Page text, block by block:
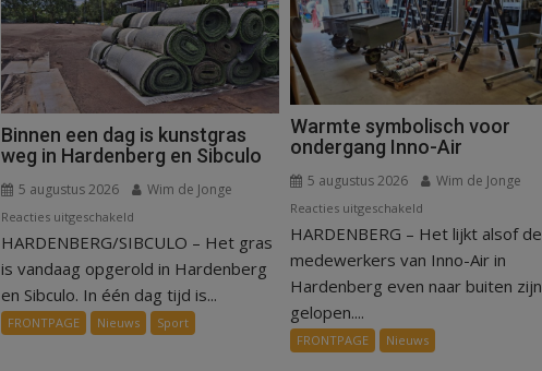
Binnen een dag is kunstgras
weg in Hardenberg en Sibculo
5 augustus 2026 Wim de Jonge
Reacties uitgeschakeld
Binnen
een
dag
is
kunstgras
HARDENBERG/SIBCULO – Het gras
is vandaag opgerold in Hardenberg
en Sibculo. In één dag tijd is...
FRONTPAGE Nieuws Sport
Warmte symbolisch voor
ondergang Inno-Air
5 augustus 2026 Wim de Jonge
Reacties uitgeschakeld
Warmte
symbolisch
Inno-
Air
HARDENBERG – Het lijkt alsof de
medewerkers van Inno-Air in
Hardenberg even naar buiten zijn
gelopen....
FRONTPAGE Nieuws